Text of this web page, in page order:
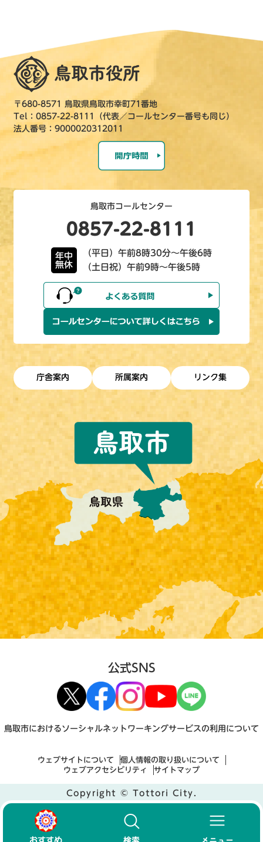
〒680-8571 鳥取県鳥取市幸町71番地
Tel：0857-22-8111（代表／コールセンター番号も同じ）
法人番号：9000020312011
鳥取市コールセンター
0857-22-8111
年中
無休
（平日）午前8時30分～午後6時
（土日祝）午前9時～午後5時
庁舎案内 所属案内 リンク集
公式SNS
鳥取市におけるソーシャルネットワーキングサービスの利用について
ウェブサイトについて
個人情報の取り扱いについて
ウェブアクセシビリティ
サイトマップ
Copyright © Tottori City.